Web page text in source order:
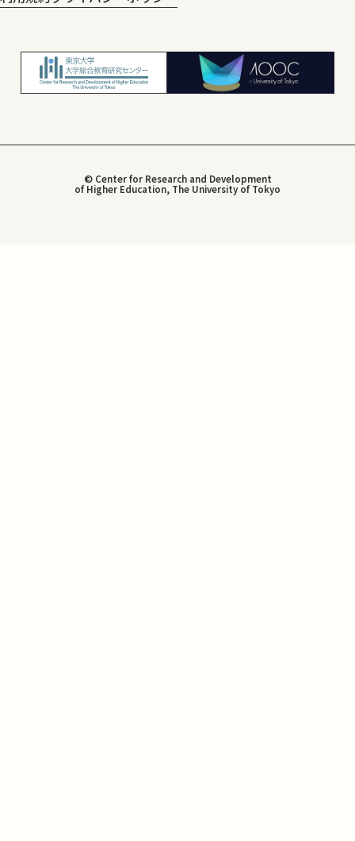
© Center for Research and Development
of Higher Education, The University of Tokyo